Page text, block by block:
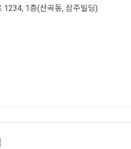
1234, 1층(산곡동, 삼주빌딩)